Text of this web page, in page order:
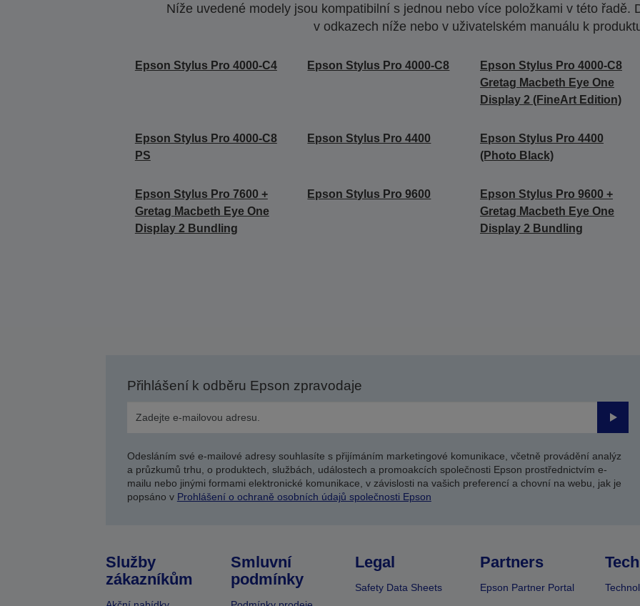
Níže uvedené modely jsou kompatibilní s jednou nebo více položkami v této řadě.
v odkazech níže nebo v uživatelském manuálu k
Epson Stylus Pro 4000-C4 Epson Stylus Pro 4000-C8
Epson Stylus Pro 4000-C8
Gretag Macbeth Eye One
Display 2 (FineArt Edition)
Epson Stylus Pro 4000-C8
PS
Epson Stylus Pro 4400
Epson Stylus Pro 4400
(Photo Black)
Epson Stylus Pro 7600 +
Gretag Macbeth Eye One
Display 2 Bundling
Epson Stylus Pro 9600
Epson Stylus Pro 9600 +
Gretag Macbeth Eye One
Display 2 Bundling
Přihlášení k odběru Epson zpravodaje
Odesláním své e-mailové adresy souhlasíte s přijímáním marketingové komunikace, včetně provádění analýz
a průzkumů trhu, o produktech, službách, událostech a promoakcích společnosti Epson prostřednictvím e-
mailu nebo jinými formami elektronické komunikace, v závislosti na vašich preferencí a chovní na webu, jak je
popsáno v Prohlášení o ochraně osobních údajů společnosti Epson
Služby
zákazníkům
Smluvní
podmínky
Legal
Safety Data Sheets
Partners
Epson Partner Portal